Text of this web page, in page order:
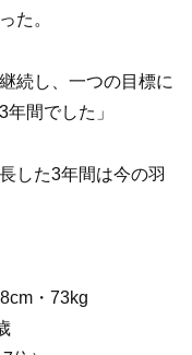
た。
続し、一つの目標に
間でした」
した3年間は今の羽
・73kg